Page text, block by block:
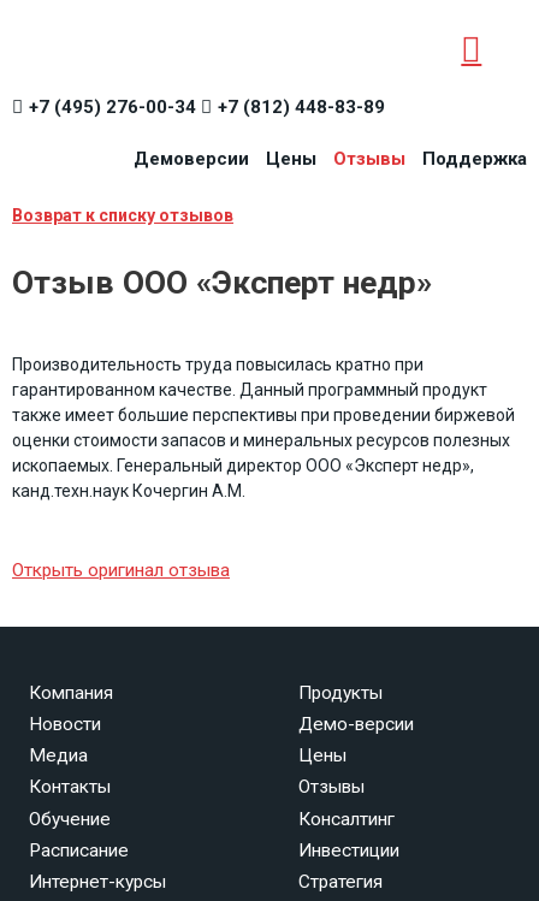
+7 (495) 276-00-34 +7 (812) 448-83-89
Демоверсии Цены Отзывы Поддержка
Возврат к списку отзывов
Отзыв ООО «Эксперт недр»
Производительность труда повысилась кратно при
гарантированном качестве. Данный программный продукт
также имеет большие перспективы при проведении биржевой
оценки стоимости запасов и минеральных ресурсов полезных
ископаемых. Генеральный директор ООО «Эксперт недр»,
канд.техн.наук Кочергин А.М.
Открыть оригинал отзыва
Компания
Новости
Медиа
Контакты
Продукты
Демо-версии
Цены
Отзывы
Обучение
Расписание
Интернет-курсы
Консалтинг
Инвестиции
Стратегия